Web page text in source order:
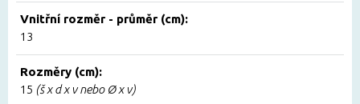
Vnitřní rozměr - průměr (cm):
13
Rozměry (cm):
15 (š x d x v nebo Ø x v)